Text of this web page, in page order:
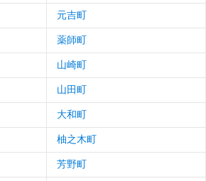
元吉町
薬師町
山崎町
山田町
大和町
柚之木町
芳野町